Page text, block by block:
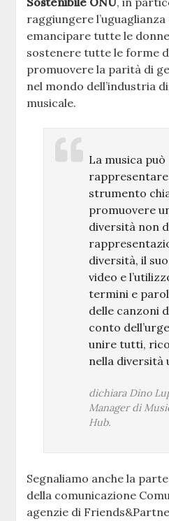
raggiungere
emancipare tutte le
sostenere tutte le forme
promuovere la parità di
nel mondo dell’industria
musicale.
La musica può
strumento
promuovere
diversità non
diversità, il
video e
termini e
delle canzoni
conto
unire tutti,
nella diversità
dichiara Dino
Manager di
Hub.
Segnaliamo anche la
della comunicazione
agenzie di